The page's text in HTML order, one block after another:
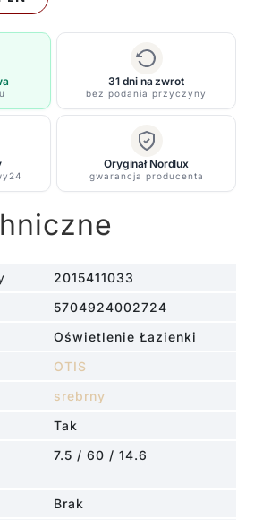
31 dni na zwrot
bez podania przyczyny
Oryginał Nordlux
gwarancja producenta
2015411033
5704924002724
Oświetlenie Łazienki
OTIS
srebrny
Tak
7.5 / 60 / 14.6
Brak